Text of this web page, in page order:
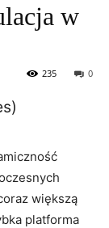
w
0
235
większą
platforma